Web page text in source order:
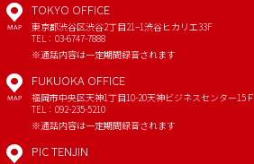
MAP
TOKYO OFFICE
東京都渋谷区渋谷2丁目21−1渋谷ヒカリエ33F
TEL：03-6747-7888
※通話内容は一定期間録音されます
MAP
FUKUOKA OFFICE
福岡市中央区天神1丁目10-20天神ビジネスセンター15Ｆ
TEL：092-235-5210
※通話内容は一定期間録音されます
PIC TENJIN